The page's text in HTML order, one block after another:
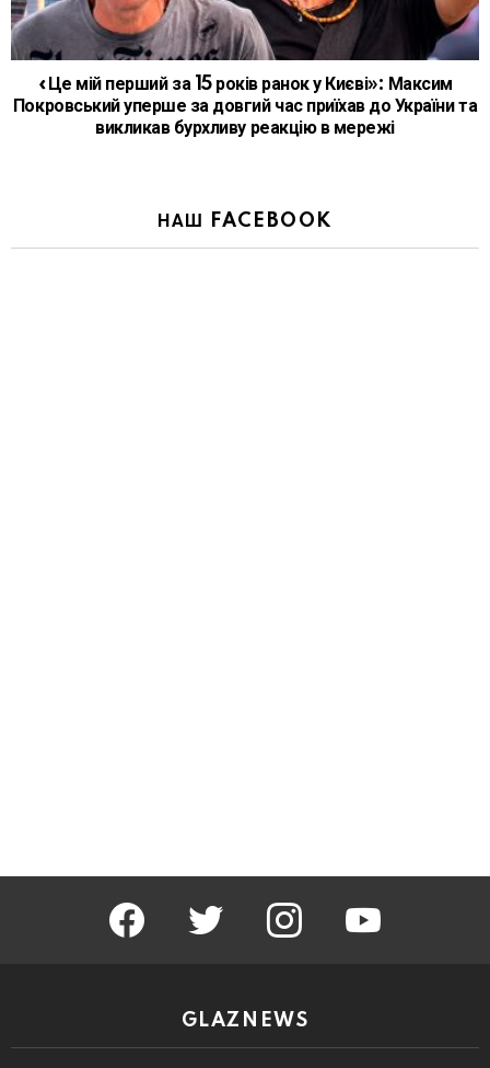
«Це мій перший за 15 років ранок у Києві»: Максим
Покровський уперше за довгий час приїхав до України та
викликав бурхливу реакцію в мережі
НАШ FACEBOOK
facebook twitter instagram
GLAZNEWS